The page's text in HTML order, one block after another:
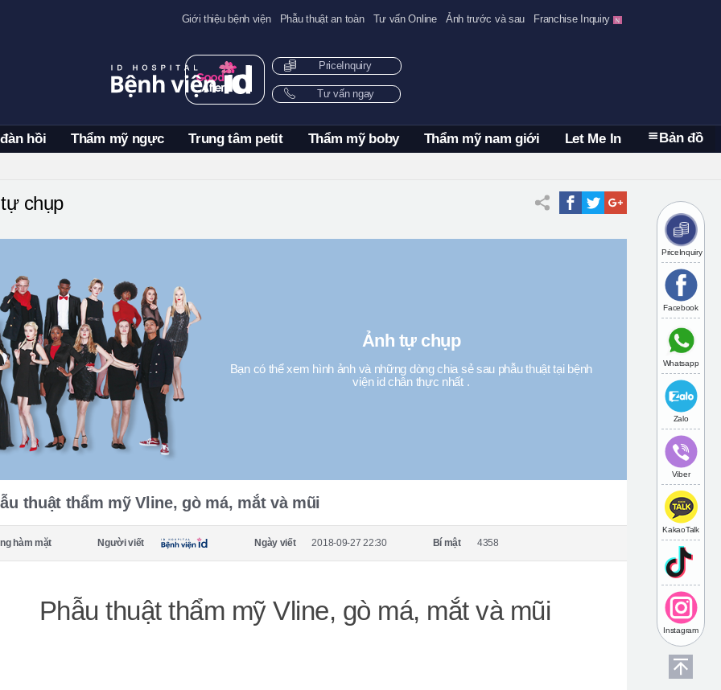
Giới thiệu bệnh viện Phẫu thuật an toàn Tư vấn Online Ảnh trước và sau Franchise Inquiry
hồi Thẩm mỹ ngực Trung tâm petit Thẩm mỹ boby Thẩm mỹ nam giới Let Me In Bản đồ
PriceInquiry
Tư vấn ngay
PriceInquiry
Facebook
Whatsapp
Zalo
Viber
KakaoTalk
Instagram
chụp
Ảnh tự chụp
Bạn có thể xem hình ảnh và những dòng chia sẻ sau phẫu thuật tại bệnh
viện id chân thực nhất .
thuật thẩm mỹ Vline, gò má, mắt và mũi
hàm mặt Người viết Ngày viết 2018-09-27 22:30 Bí mật 4358
Phẫu thuật thẩm mỹ Vline, gò má, mắt và mũi